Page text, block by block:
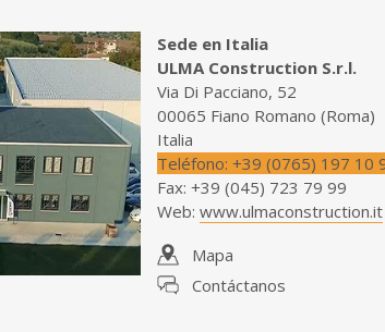
Sede en Italia
ULMA Construction S.r.l.
Via Di Pacciano, 52
00065 Fiano Romano (Roma)
Italia
Teléfono: +39 (0765) 197 10
Fax: +39 (045) 723 79 99
Web: www.ulmaconstruction.it
Mapa
Contáctanos